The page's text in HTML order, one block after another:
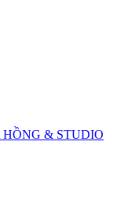
& STUDIO